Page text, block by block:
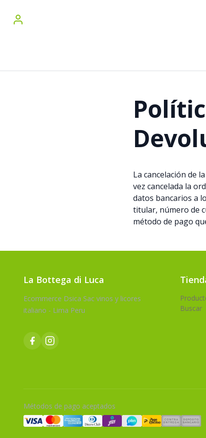
La cancelación de
vez cancelada la
datos bancarios a
titular, número de
método de pago
La Bottega di Luca
Ecommerce Dsica Sac vinos y licores
italiano - Lima Peru
Buscar
Métodos de pago aceptados